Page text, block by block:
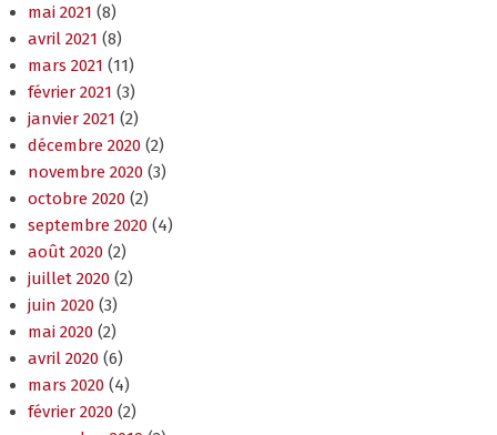
mai 2021 (8)
avril 2021 (8)
mars 2021 (11)
février 2021 (3)
janvier 2021 (2)
décembre 2020 (2)
novembre 2020 (3)
octobre 2020 (2)
septembre 2020 (4)
août 2020 (2)
juillet 2020 (2)
juin 2020 (3)
mai 2020 (2)
avril 2020 (6)
mars 2020 (4)
février 2020 (2)